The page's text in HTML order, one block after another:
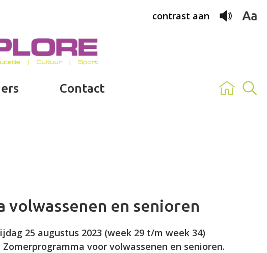
Contact
contrast aan
volwassenen en senioren
25 augustus 2023 (week 29 t/m week 34)
voor volwassenen en senioren.